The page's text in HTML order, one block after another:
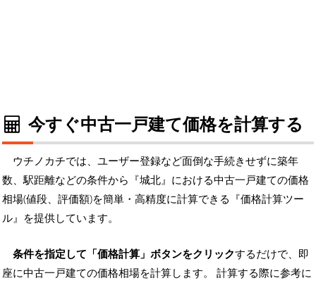
今すぐ中古一戸建て価格を計算する
ウチノカチでは、ユーザー登録など面倒な手続きせずに築年
数、駅距離などの条件から『城北』における中古一戸建ての価格
相場(値段、評価額)を簡単・高精度に計算できる『価格計算ツー
ル』を提供しています。
条件を指定して「価格計算」ボタンをクリックするだけで、即
座に中古一戸建ての価格相場を計算します。 計算する際に参考に